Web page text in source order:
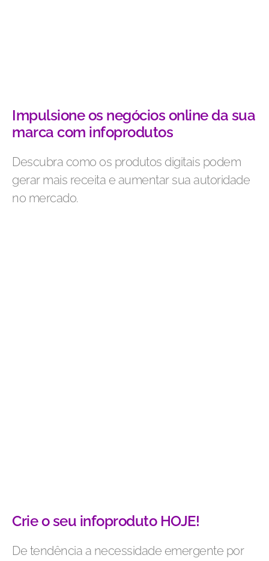
Impulsione os negócios online da sua
marca com infoprodutos
Descubra como os produtos digitais podem
gerar mais receita e aumentar sua autoridade
no mercado.
Crie o seu infoproduto HOJE!
De tendência a necessidade emergente por